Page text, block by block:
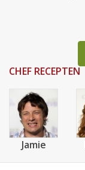
CHEF RECEPTEN
Jamie